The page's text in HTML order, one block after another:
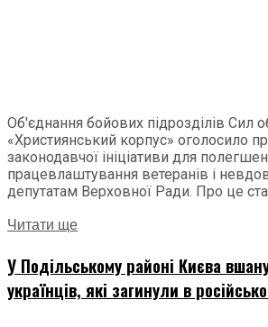
Об'єднання бойових підрозділів Сил
«Християнський корпус» оголосило
законодавчої ініціативи для
працевлаштування ветеранів і
депутатам Верховної Ради. Про це
Читати ще
У Подільському районі Києва
українців, які загинули в